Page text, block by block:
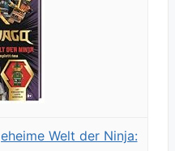
Welt der Ninja: